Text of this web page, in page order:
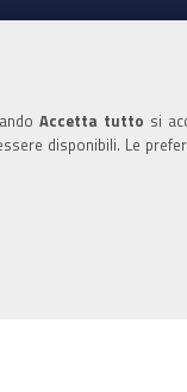
Accetta tutto si
disponibili. Le